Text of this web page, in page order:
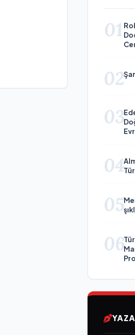
01
02
03
04
05
06